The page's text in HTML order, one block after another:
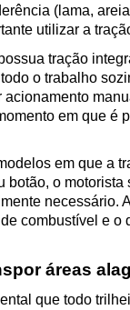
(lama,
utilizar a
tração
o trabalho
acionamento
em que é
em que a
botão, o motorista
necessário.
combustível e o
áreas
que todo